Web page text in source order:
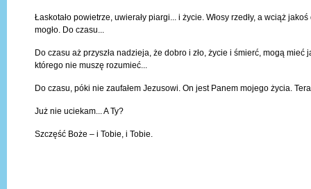
Łaskotało powietrze, uwierały piargi... i życie. Włosy rzedły, a wciąż
mogło. Do czasu...
Do czasu aż przyszła nadzieja, że dobro i zło, życie i śmierć, mogą mieć
którego nie muszę rozumieć...
Do czasu, póki nie zaufałem Jezusowi. On jest Panem mojego życia.
Już nie uciekam... A Ty?
Szczęść Boże – i Tobie, i Tobie.